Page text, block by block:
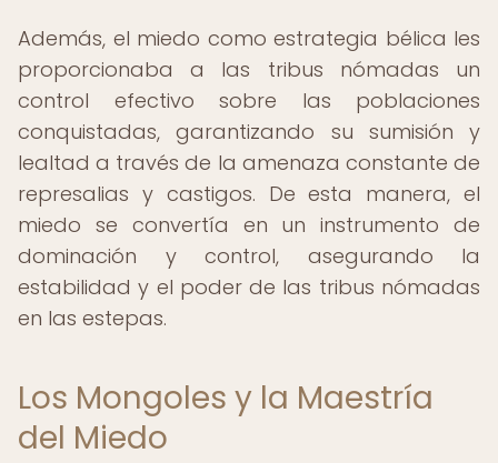
Además, el miedo como estrategia bélica les
proporcionaba a las tribus nómadas un
control efectivo sobre las poblaciones
conquistadas, garantizando su sumisión y
lealtad a través de la amenaza constante de
represalias y castigos. De esta manera, el
miedo se convertía en un instrumento de
dominación y control, asegurando la
estabilidad y el poder de las tribus nómadas
en las estepas.
Los Mongoles y la Maestría
del Miedo